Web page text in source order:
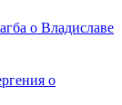
о Владиславе
о